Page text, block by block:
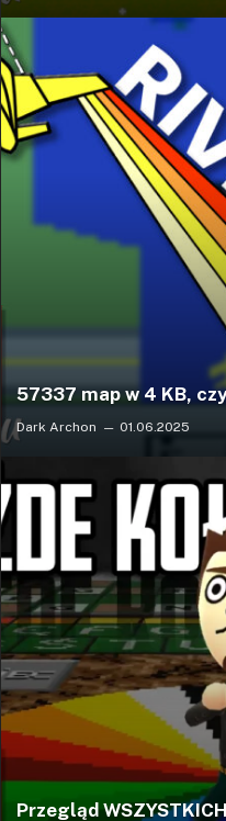
57337 map w 4 KB,
Dark Archon 01.06.2025
Przegląd